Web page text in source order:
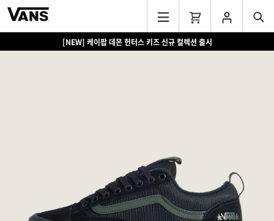
[NEW] 케이팝 데몬 헌터스 키즈 신규 컬렉션 출시
[EVENT] 15만원 이상 구매 시 쿨러백 증정